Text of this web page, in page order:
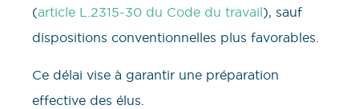
(article L.2315-30 du Code du travail), sauf
dispositions conventionnelles plus favorables.
Ce délai vise à garantir une préparation
effective des élus.